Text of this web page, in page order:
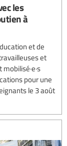
les
à
et de
et
pour une
le 3 août